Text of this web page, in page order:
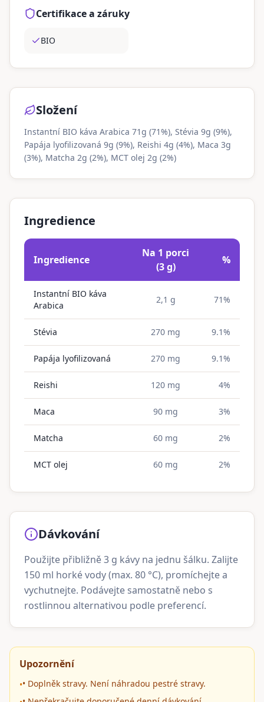
Certifikace a záruky
BIO
Složení
Instantní BIO káva Arabica 71g (71%), Stévia 9g (9%),
Papája lyofilizovaná 9g (9%), Reishi 4g (4%), Maca 3g
(3%), Matcha 2g (2%), MCT olej 2g (2%)
Ingredience
Ingredience
Na 1 porci
(3 g)
%
Instantní BIO káva
Arabica
2,1 g 71%
Stévia 270 mg 9.1%
Papája lyofilizovaná 270 mg 9.1%
Reishi 120 mg 4%
Maca 90 mg 3%
Matcha 60 mg 2%
MCT olej 60 mg 2%
Dávkování
Použijte přibližně 3 g kávy na jednu šálku. Zalijte
150 ml horké vody (max. 80 °C), promíchejte a
vychutnejte. Podávejte samostatně nebo s
rostlinnou alternativou podle preferencí.
Upozornění
•• Doplněk stravy. Není náhradou pestré stravy.